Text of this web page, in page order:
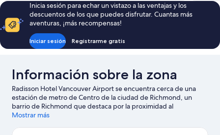
de
179 €
Inicia sesión para echar un vistazo a las ventajas y los
descuentos de los que puedes disfrutar. Cuantas más
aventuras, ¡más recompensas!
Iniciar sesión Registrarme gratis
Información sobre la zona
Radisson Hotel Vancouver Airport se encuentra cerca de una
estación de metro de Centro de la ciudad de Richmond, un
barrio de Richmond que destaca por la proximidad al
aeropuerto y su gran variedad de tiendas. Teatro Queen
fundamentales para los aficionados a la cultura; si lo tuyo son las
Mostrar más